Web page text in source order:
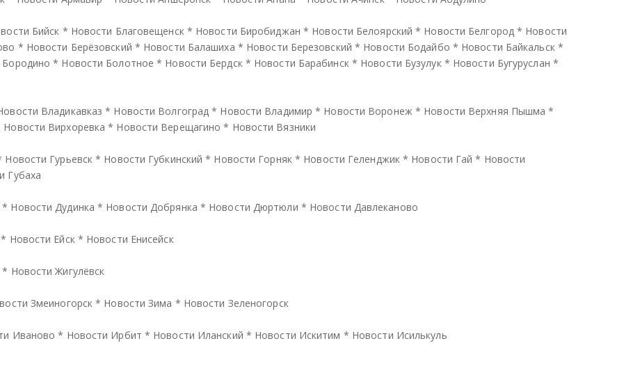
Бийск * Новости Благовещенск* Новости Биробиджан * Новости Белоярский * Новости Белгород* Новости
* Новости Берёзовский * Новости Балашиха * Новости Березовский * Новости Бодайбо * Новости Байкальск*
* Новости Болотное * Новости Бердск* Новости Барабинск* Новости Бузулук* Новости Бугуруслан *
Владикавказ * Новости Волгоград * Новости Владимир * Новости Воронеж* Новости Верхняя Пышма *
Новости Вирхоревка * Новости Верещагино * Новости Вязники
Новости Гурьевск * Новости Губкинский * Новости Горняк* Новости Геленджик* Новости Гай * Новости
Губаха
* Новости Дудинка * Новости Добрянка * Новости Дюртюли * Новости Давлеканово
* Новости Ейск* Новости Енисейск
* Новости Жигулёвск
Змеиногорск * Новости Зима * Новости Зеленогорск
Иваново * Новости Ирбит * Новости Иланский * Новости Искитим * Новости Исилькуль